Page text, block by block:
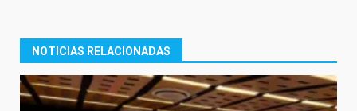
NOTICIAS RELACIONADAS